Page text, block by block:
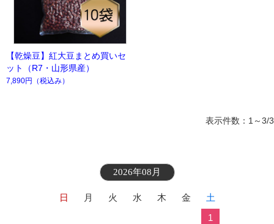
【乾燥豆】紅大豆まとめ買いセ
ット（R7・山形県産）
7,890円 （税込み）
表示件数：1～3/3
2026年08月
日 月 火 水 木 金
土
1